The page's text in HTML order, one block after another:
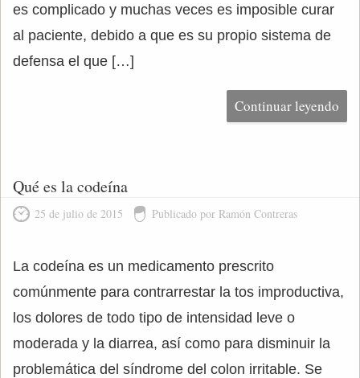
es complicado y muchas veces es imposible curar
al paciente, debido a que es su propio sistema de
defensa el que […]
Continuar leyendo
Qué es la codeína
25 de julio de 2015 Publicado por Ramón Contreras
La codeína es un medicamento prescrito
comúnmente para contrarrestar la tos improductiva,
los dolores de todo tipo de intensidad leve o
moderada y la diarrea, así como para disminuir la
problemática del síndrome del colon irritable. Se